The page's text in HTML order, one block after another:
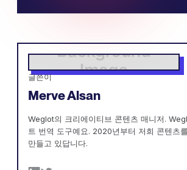
글쓴이
Merve Alsan
Weglot의 크리에이티브 콘텐츠 매니저.
트 번역 도구예요. 2020년부터 저희 콘텐츠
만들고 있답니다.